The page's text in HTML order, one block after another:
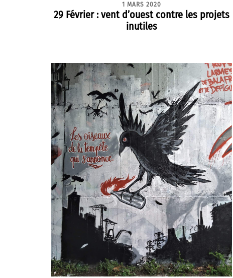
1 MARS 2020
29 Février : vent d’ouest contre les projets
inutiles